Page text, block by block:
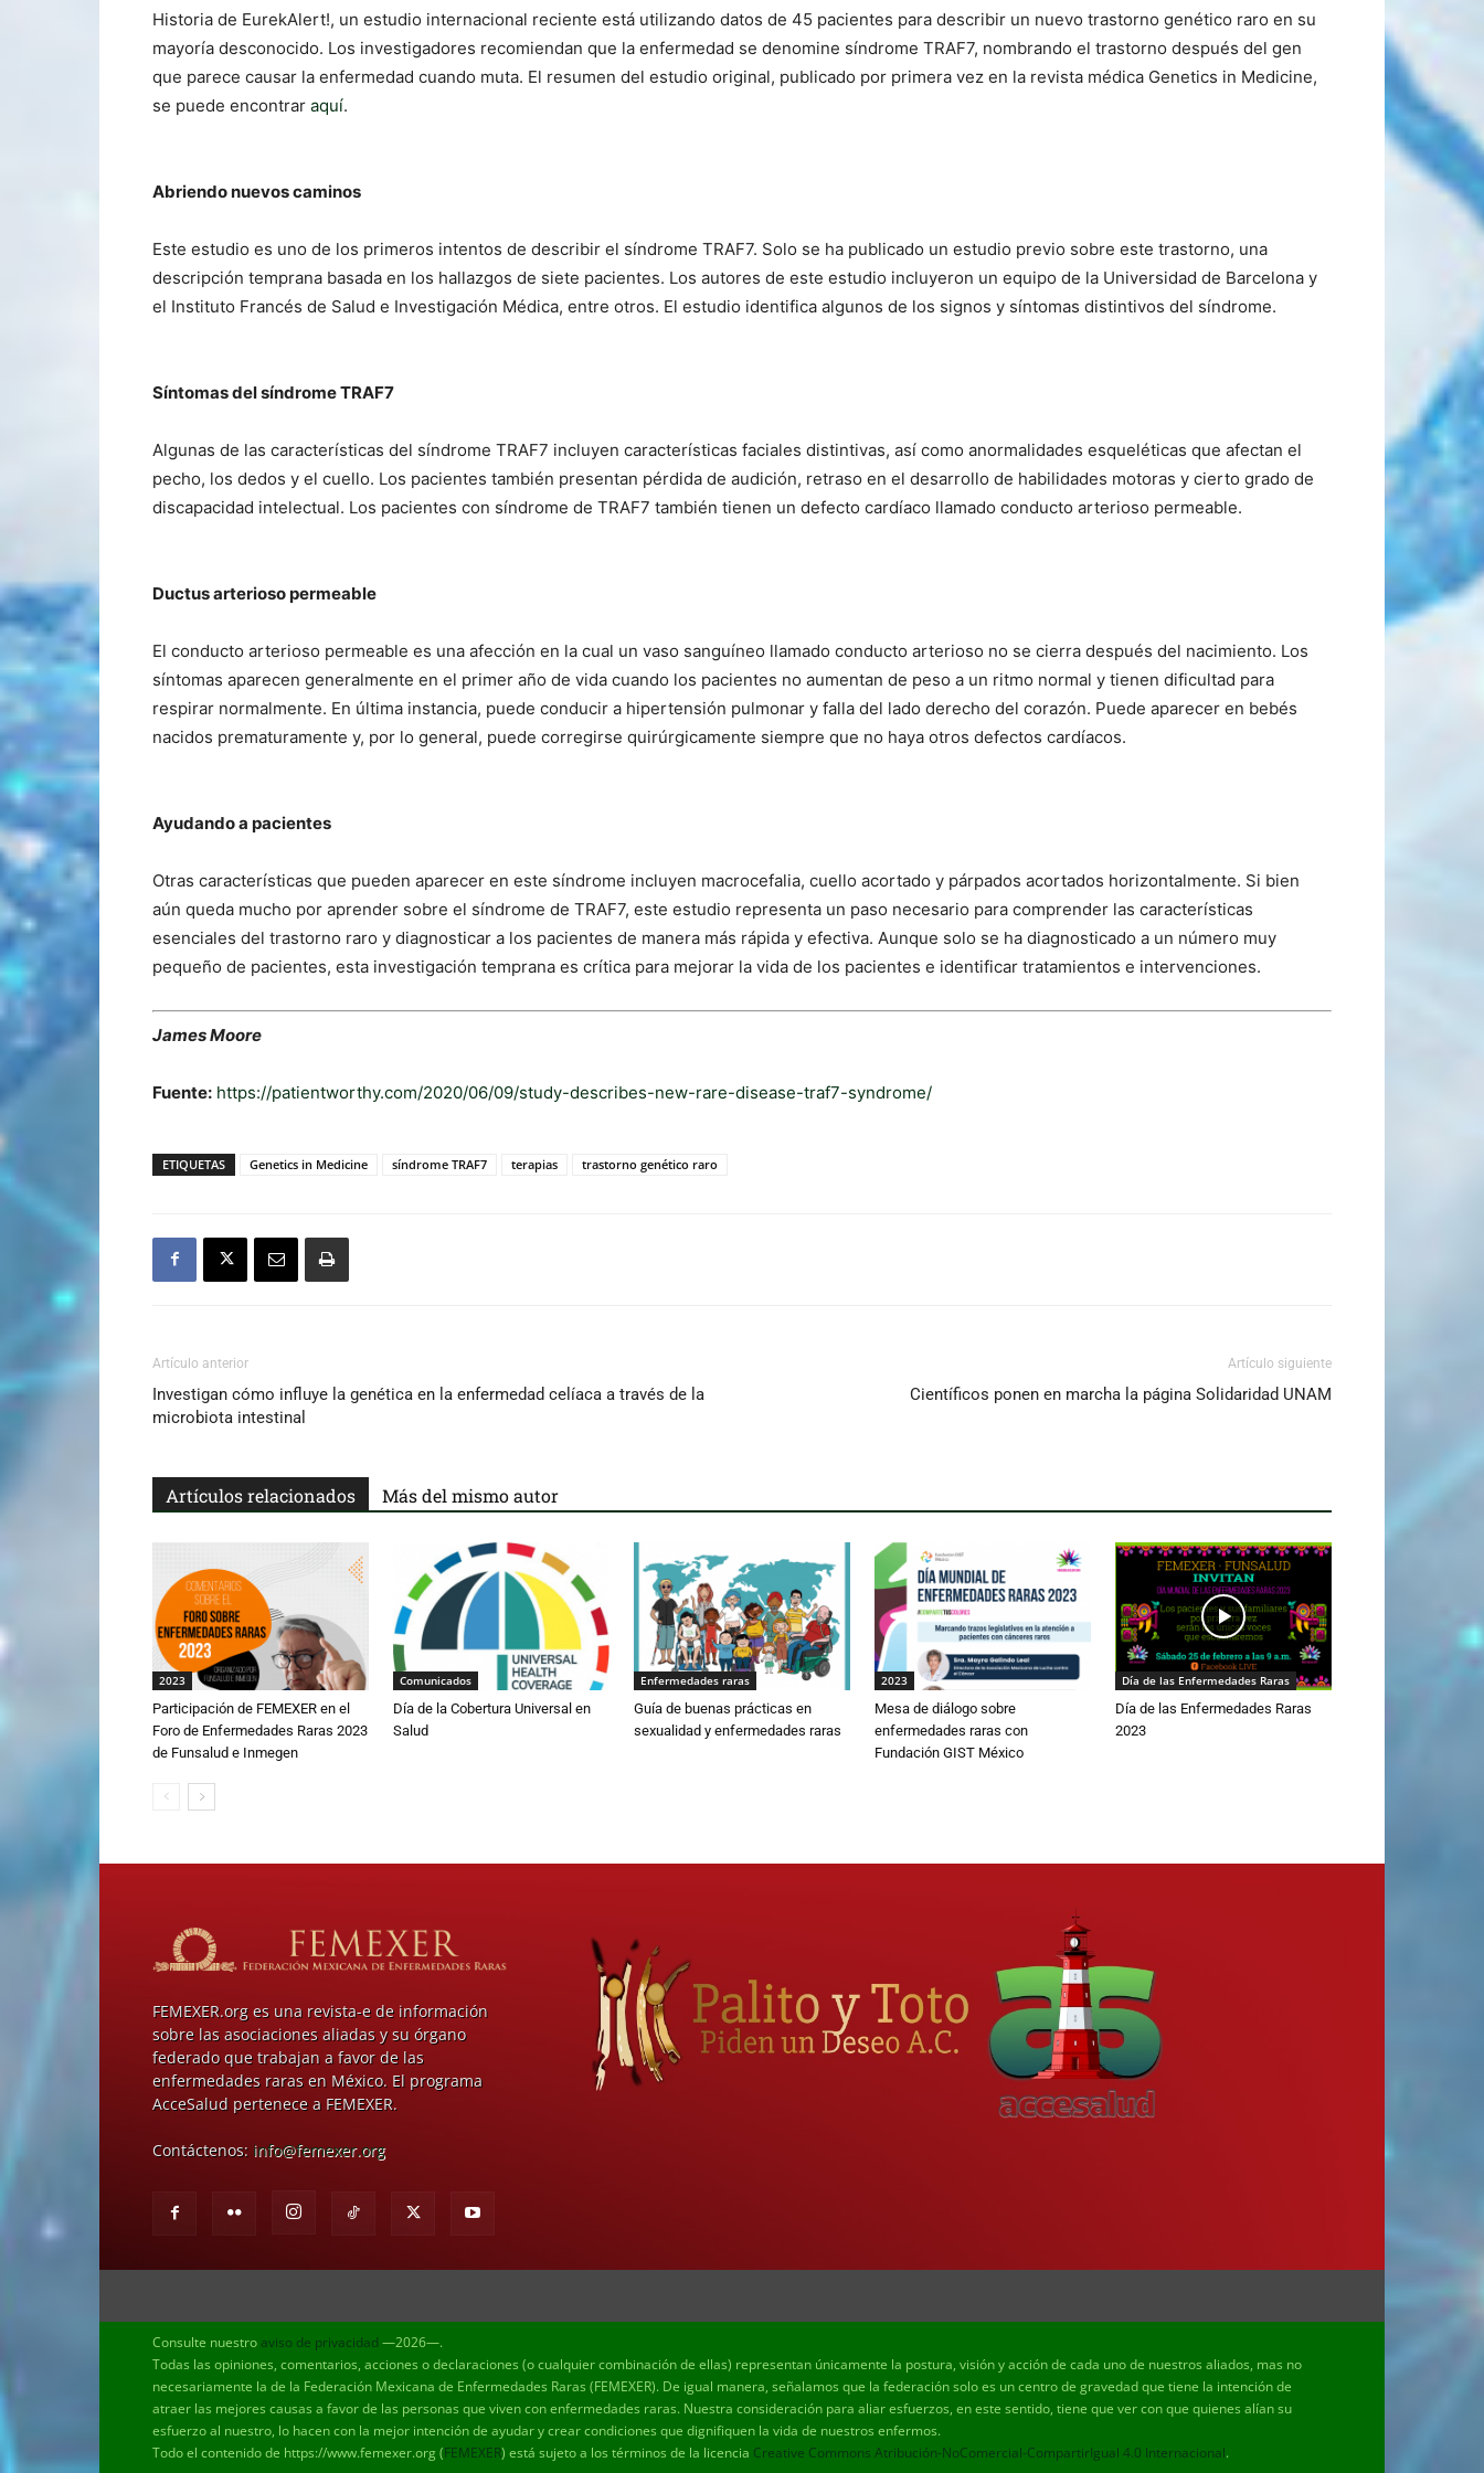
Historia de EurekAlert!, un estudio internacional reciente está utilizando datos de 45 pacientes para describir un nuevo trastorno genético raro en su
mayoría desconocido. Los investigadores recomiendan que la enfermedad se denomine síndrome TRAF7, nombrando el trastorno después del gen
que parece causar la enfermedad cuando muta. El resumen del estudio original, publicado por primera vez en la revista médica Genetics in Medicine,
se puede encontrar aquí.
Abriendo nuevos caminos
Este estudio es uno de los primeros intentos de describir el síndrome TRAF7. Solo se ha publicado un estudio previo sobre este trastorno, una
descripción temprana basada en los hallazgos de siete pacientes. Los autores de este estudio incluyeron un equipo de la Universidad de Barcelona y
el Instituto Francés de Salud e Investigación Médica, entre otros. El estudio identifica algunos de los signos y síntomas distintivos del síndrome.
Síntomas del síndrome TRAF7
Algunas de las características del síndrome TRAF7 incluyen características faciales distintivas, así como anormalidades esqueléticas que afectan el
pecho, los dedos y el cuello. Los pacientes también presentan pérdida de audición, retraso en el desarrollo de habilidades motoras y cierto grado de
discapacidad intelectual. Los pacientes con síndrome de TRAF7 también tienen un defecto cardíaco llamado conducto arterioso permeable.
Ductus arterioso permeable
El conducto arterioso permeable es una afección en la cual un vaso sanguíneo llamado conducto arterioso no se cierra después del nacimiento. Los
síntomas aparecen generalmente en el primer año de vida cuando los pacientes no aumentan de peso a un ritmo normal y tienen dificultad para
respirar normalmente. En última instancia, puede conducir a hipertensión pulmonar y falla del lado derecho del corazón. Puede aparecer en bebés
nacidos prematuramente y, por lo general, puede corregirse quirúrgicamente siempre que no haya otros defectos cardíacos.
Ayudando a pacientes
Otras características que pueden aparecer en este síndrome incluyen macrocefalia, cuello acortado y párpados acortados horizontalmente. Si bien
aún queda mucho por aprender sobre el síndrome de TRAF7, este estudio representa un paso necesario para comprender las características
esenciales del trastorno raro y diagnosticar a los pacientes de manera más rápida y efectiva. Aunque solo se ha diagnosticado a un número muy
pequeño de pacientes, esta investigación temprana es crítica para mejorar la vida de los pacientes e identificar tratamientos e intervenciones.
James Moore
Fuente: https://patientworthy.com/2020/06/09/study-describes-new-rare-disease-traf7-syndrome/
ETIQUETAS Genetics in Medicine síndrome TRAF7 terapias trastorno genético raro
Artículo anterior
Investigan cómo influye la genética en la enfermedad celíaca a través de la
microbiota intestinal
Artículo siguiente
Científicos ponen en marcha la página Solidaridad UNAM
Artículos relacionados Más del mismo autor
2023
Participación de FEMEXER en el
Foro de Enfermedades Raras 2023
de Funsalud e Inmegen
Comunicados
Día de la Cobertura Universal en
Salud
Enfermedades raras
Guía de buenas prácticas en
sexualidad y enfermedades raras
2023
Mesa de diálogo sobre
enfermedades raras con
Fundación GIST México
Día de las Enfermedades Raras
Día de las Enfermedades Raras
2023
FEMEXER.org es una revista-e de información
sobre las asociaciones aliadas y su órgano
federado que trabajan a favor de las
enfermedades raras en México. El programa
AcceSalud pertenece a FEMEXER.
Contáctenos: info@femexer.org
Consulte nuestro aviso de privacidad —2026—.
Todas las opiniones, comentarios, acciones o declaraciones (o cualquier combinación de ellas) representan únicamente la postura, visión y acción de cada uno de nuestros aliados, mas no
necesariamente la de la Federación Mexicana de Enfermedades Raras (FEMEXER). De igual manera, señalamos que la federación solo es un centro de gravedad que tiene la intención de
atraer las mejores causas a favor de las personas que viven con enfermedades raras. Nuestra consideración para aliar esfuerzos, en este sentido, tiene que ver con que quienes alían su
esfuerzo al nuestro, lo hacen con la mejor intención de ayudar y crear condiciones que dignifiquen la vida de nuestros enfermos.
Todo el contenido de https://www.femexer.org (FEMEXER) está sujeto a los términos de la licencia Creative Commons Atribución-NoComercial-CompartirIgual 4.0 Internacional.